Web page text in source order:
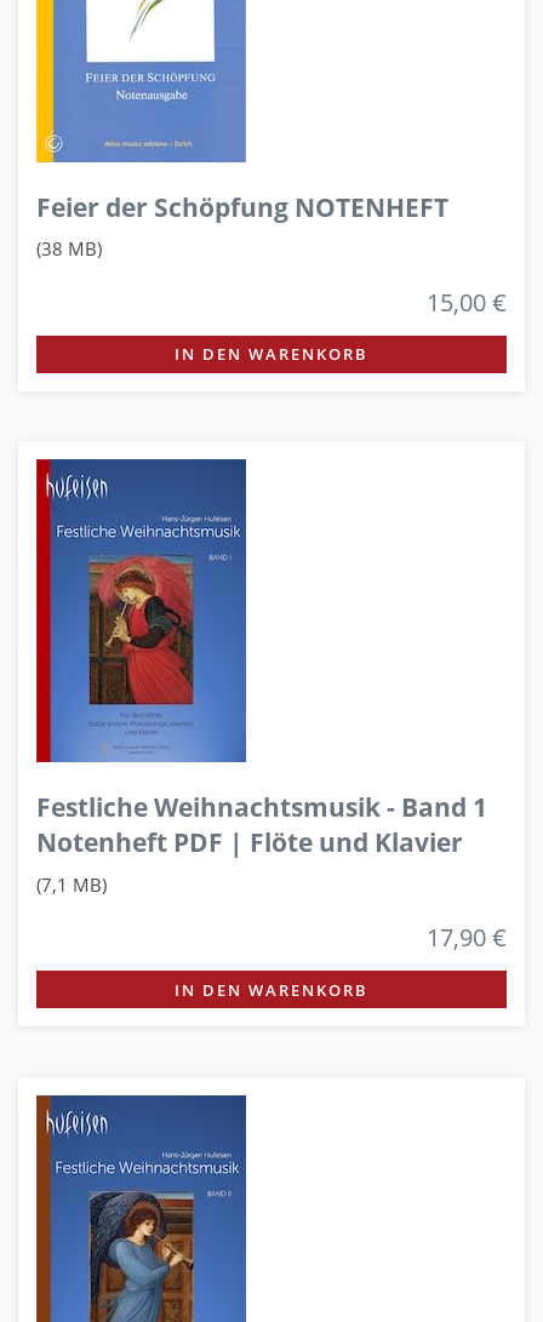
Feier der Schöpfung NOTENHEFT
(38 MB)
15,00 €
IN DEN WARENKORB
Festliche Weihnachtsmusik - Band 1
Notenheft PDF | Flöte und Klavier
(7,1 MB)
17,90 €
IN DEN WARENKORB